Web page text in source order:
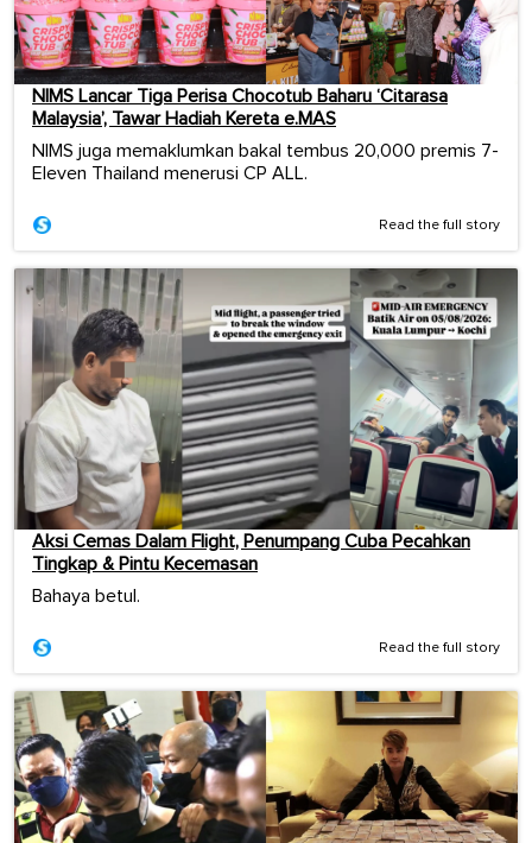
NIMS Lancar Tiga Perisa Chocotub Baharu ‘Citarasa
Malaysia’, Tawar Hadiah Kereta e.MAS
NIMS juga memaklumkan bakal tembus 20,000 premis 7-
Eleven Thailand menerusi CP ALL.
Read the full story
Aksi Cemas Dalam Flight, Penumpang Cuba Pecahkan
Tingkap & Pintu Kecemasan
Bahaya betul.
Read the full story